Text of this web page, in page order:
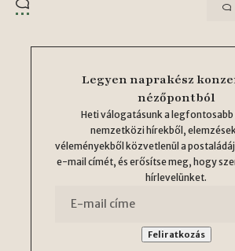
Legyen naprakész
nézőpontból
Heti válogatásunk a legfontosabb
nemzetközi hírekből,
véleményekből közvetlenül a
e-mail címét, és erősítse meg, hogy
hírlevelünket.